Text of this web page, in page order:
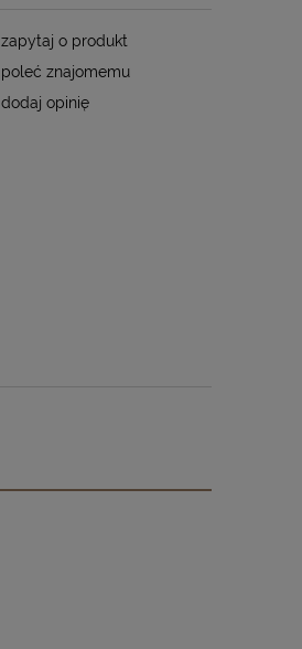
zapytaj o produkt
poleć znajomemu
dodaj opinię